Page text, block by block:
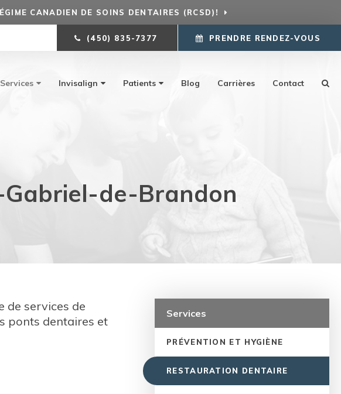
CANADIEN DE SOINS DENTAIRES (RCSD)!
(450) 835-7377 PRENDRE RENDEZ-VOUS
Services Invisalign Patients Blog Carrières Contact
de-Brandon
de services de
ponts dentaires et
Services
PRÉVENTION ET HYGIÈNE
RESTAURATION DENTAIRE